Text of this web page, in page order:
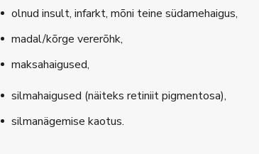
olnud insult, infarkt, mõni teine südamehaigus,
madal/kõrge vererõhk,
maksahaigused,
silmahaigused (näiteks retiniit pigmentosa),
silmanägemise kaotus.